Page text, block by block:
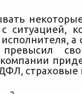
ситуацией,
а
превысил
страховые